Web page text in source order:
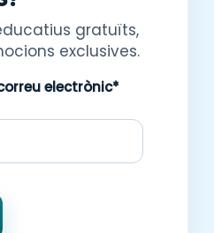
gratuïts,
exclusives.
electrònic*